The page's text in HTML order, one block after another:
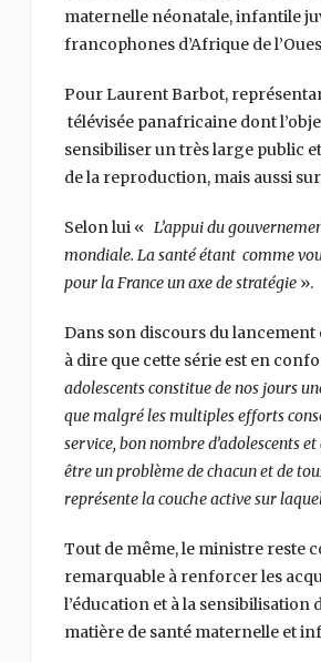
maternelle néonatale, infantile
francophones d’Afrique de
Pour Laurent Barbot, représentant
télévisée panafricaine dont
sensibiliser un très large public
de la reproduction, mais aussi
Selon lui « L’appui du
mondiale. La santé étant comme
pour la France un axe de stratégie ».
Dans son discours du lancement
à dire que cette série est en
adolescents constitue de nos jours
que malgré les multiples efforts
service, bon nombre d’adolescents
être un problème de chacun et de
représente la couche active sur
Tout de même, le ministre reste
remarquable à renforcer les
l’éducation et à la
matière de santé maternelle et